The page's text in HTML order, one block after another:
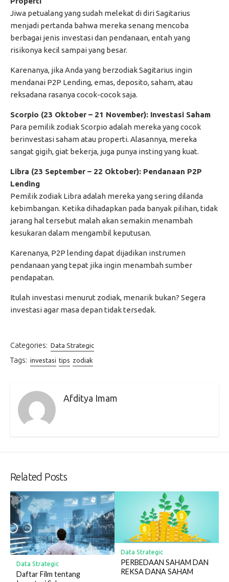
Jiwa petualang yang sudah melekat di diri Sagitarius
menjadi pertanda bahwa mereka senang mencoba
berbagai jenis investasi dan pendanaan, entah yang
risikonya kecil sampai yang besar.
Karenanya, jika Anda yang berzodiak Sagitarius ingin
mendanai P2P Lending, emas, deposito, saham, atau
reksadana rasanya cocok-cocok saja.
Scorpio (23 Oktober – 21 November): Investasi Saham
Para pemilik zodiak Scorpio adalah mereka yang cocok
berinvestasi saham atau properti. Alasannya, mereka
sangat gigih, giat bekerja, juga punya insting yang kuat.
Libra (23 September – 22 Oktober): Pendanaan P2P
Lending
Pemilik zodiak Libra adalah mereka yang sering dilanda
kebimbangan. Ketika dihadapkan pada banyak pilihan, tidak
jarang hal tersebut malah akan semakin menambah
kesukaran dalam mengambil keputusan.
Karenanya, P2P lending dapat dijadikan instrumen
pendanaan yang tepat jika ingin menambah sumber
pendapatan.
Itulah investasi menurut zodiak, menarik bukan? Segera
investasi agar masa depan tidak tersedak.
Categories: Data Strategic
Tags: investasi tips zodiak
Afditya Imam
Related Posts
Data Strategic
Daftar Film tentang
Data Strategic
PERBEDAAN SAHAM DAN
REKSA DANA SAHAM